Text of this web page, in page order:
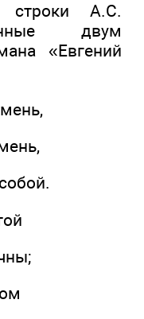
строки А.С.
двум
«Евгений